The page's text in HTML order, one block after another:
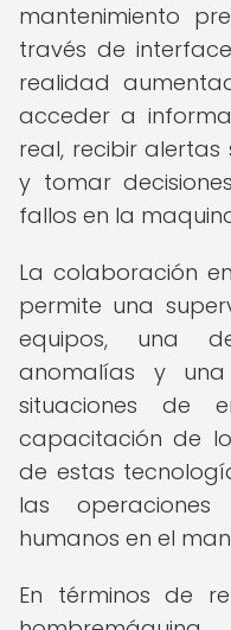
mantenimiento
través de
realidad
acceder a
real, recibir
y tomar
fallos en la
La colaboración
permite una
equipos, una
anomalías y
situaciones de
capacitación de
de estas
las
humanos en el
En términos de